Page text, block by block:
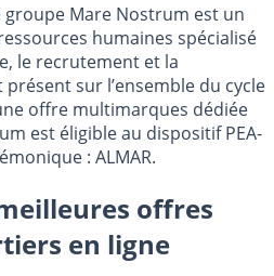
groupe Mare Nostrum est un
humaines spécialisé
le recrutement et la
sur l’ensemble du cycle
offre multimarques dédiée
est éligible au dispositif PEA-
: ALMAR.
offres
en ligne